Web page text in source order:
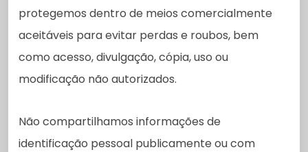
protegemos dentro de meios comercialmente
aceitáveis ​​para evitar perdas e roubos, bem
como acesso, divulgação, cópia, uso ou
modificação não autorizados.
Não compartilhamos informações de
identificação pessoal publicamente ou com